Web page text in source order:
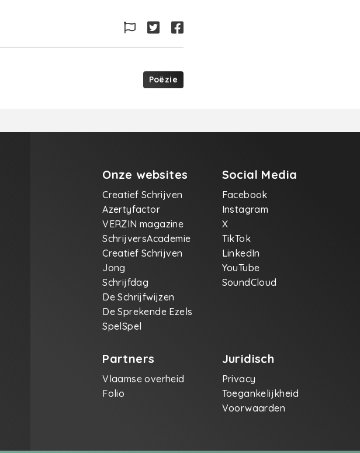
Poëzie
Onze websites
Creatief Schrijven
Azertyfactor
VERZIN magazine
SchrijversAcademie
Creatief Schrijven
Jong
Schrijfdag
De Schrijfwijzen
De Sprekende Ezels
SpelSpel
Social Media
Facebook
Instagram
X
TikTok
LinkedIn
YouTube
SoundCloud
Partners
Vlaamse overheid
Folio
Juridisch
Privacy
Toegankelijkheid
Voorwaarden